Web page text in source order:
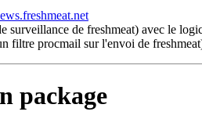
surveillance de freshmeat) avec le
filtre procmail sur l'envoi de
package